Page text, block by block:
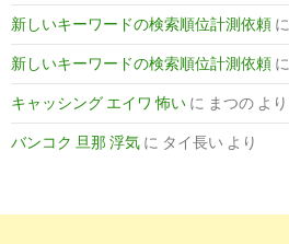
新しいキーワードの検索順位計測依頼 に
新しいキーワードの検索順位計測依頼 に
キャッシング エイワ 怖い に まつの より
バンコク 旦那 浮気 に タイ長い より